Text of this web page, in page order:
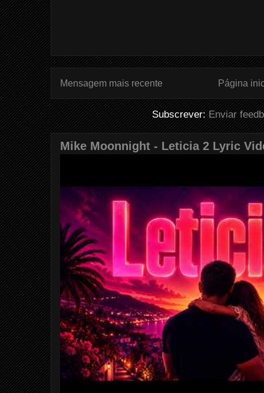
Mensagem mais recente Página
Subscrever:Enviar
Mike Moonnight - Leticia 2 Lyric